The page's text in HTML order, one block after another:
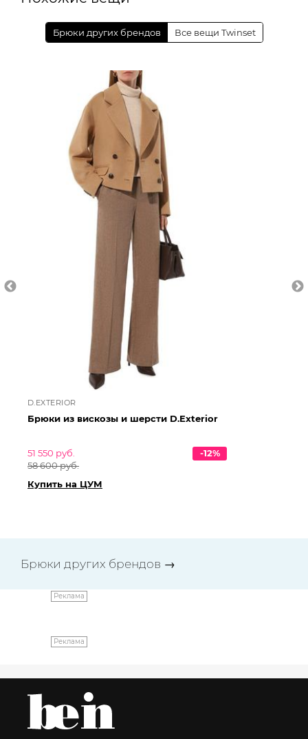
Брюки других брендов Все вещи Twinset
D.EXTERIOR
Брюки из вискозы и шерсти D.Exterior
51 550 руб.
58 600 руб.
-12%
Купить на ЦУМ
Брюки других брендов →
Реклама
Реклама